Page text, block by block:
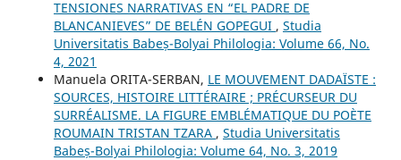
TENSIONES NARRATIVAS EN “EL PADRE DE
BLANCANIEVES” DE BELÉN GOPEGUI , Studia
Universitatis Babeș-Bolyai Philologia: Volume 66, No.
4, 2021
Manuela ORITA-SERBAN, LE MOUVEMENT DADAÏSTE :
SOURCES, HISTOIRE LITTÉRAIRE ; PRÉCURSEUR DU
SURRÉALISME. LA FIGURE EMBLÉMATIQUE DU POÈTE
ROUMAIN TRISTAN TZARA , Studia Universitatis
Babeș-Bolyai Philologia: Volume 64, No. 3, 2019